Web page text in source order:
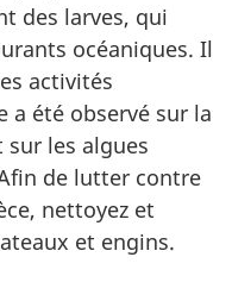
des larves, qui
océaniques. Il
activités
a été observé sur la
sur les algues
de lutter contre
nettoyez et
et engins.